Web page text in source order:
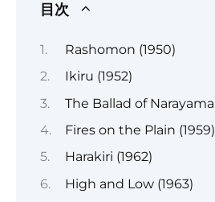
目次
Rashomon (1950)
Ikiru (1952)
The Ballad of Narayama
Fires on the Plain (1959)
Harakiri (1962)
High and Low (1963)